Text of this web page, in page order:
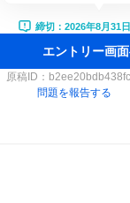
締切：2026年8月31日
エントリー画
原稿ID：
問題を報告する